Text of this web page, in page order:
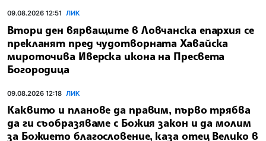
09.08.2026 12:51 ЛИК
Втори ден вярващите в Ловчанска епархия се
прекланят пред чудотворната Хавайска
мироточива Иверска икона на Пресвета
Богородица
09.08.2026 12:18 ЛИК
Каквито и планове да правим, първо трябва
да ги съобразяваме с Божия закон и да молим
за Божието благословение, каза отец Велико в